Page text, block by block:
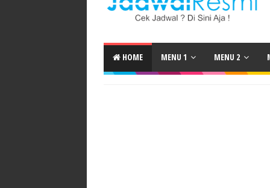
HOME MENU 1 MENU 2